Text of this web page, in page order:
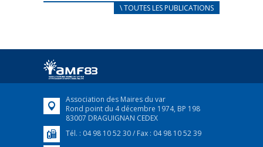
CARNET D’ACCUEIL
Afin d’accompagner au mieux les réfugiés
FEUILLETER
\ TOUTES LES PUBLICATIONS
Association des Maires du var
Rond point du 4 décembre 1974, BP 198
83007 DRAGUIGNAN CEDEX
Tél. : 04 98 10 52 30 / Fax : 04 98 10 52 39